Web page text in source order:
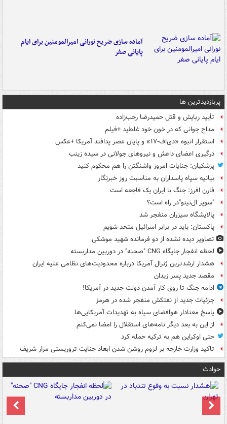
آماده سازی ضریح نورانی امیرالمومنین برای ایام
پایانی صفر
پربازدیدترین ها
تأیید ربایش و قتل حمیدرضا رجب‌زاده
مداح جوانی که در خون خود غلطید +فیلم
استقرار انبوه «دی‌اف‑۱۷» و پایان عصر پدافند آمریکا +عکس
درگیری اعضای داعش و نیروهای جولانی در سیده زینب
پزشکیان: جنایات امروز واشنگتن را هم محکوم کنید
بیانیه سپاه پاسداران به مناسبت روز خبرنگار
فارن افرز: جنگ با ایران یک فاجعه است
"سوپر ال‌نینو"در راه است؟
پالایشگاه سیزران منفجر شد
پاکستان: باید در برابر اسرائیل متحد شویم
تصاویر دیده‌ نشده از دو فرمانده شهید موشکی
لحظه انفجار جایگاه CNG "صحنه" در دوربین مداربسته
هشدار ارشدترین ژنرال آمریکا درباره محدودیت‌های نظامی علیه ایران
مقصد جدید پسر زیدان
ادامه جنگ تا روی کار آمدن دولت جدید در آمریکا!
جزئیات جدید از نفتکش منفجر شده در هرمز
پاسخ معنادار هوافضای سپاه به تهدیدات آمریکایی‌ها
از این به بعد دیگر نامه‌های استقلال را امضا نمی‌کنم
حتی اوکراین هم به ترکیه حمله کرد
تاکید وزارت خارجه بر لزوم روشن شدن ابعاد جنایت تروریستی مزار شریف
حوادث